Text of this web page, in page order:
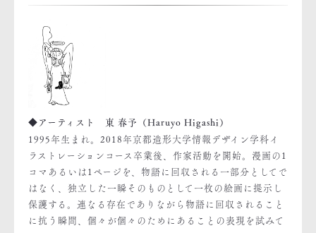
◆アーティスト 東 春予（Haruyo Higashi）
1995年生まれ。2018年京都造形大学情報デザイン学科イ
ラストレーションコース卒業後、作家活動を開始。漫画の1
コマあるいは1ページを、物語に回収される一部分としてで
はなく、独立した一瞬そのものとして一枚の絵画に提示し
保護する。連なる存在でありながら物語に回収されること
に抗う瞬間、個々が個々のためにあることの表現を試みて